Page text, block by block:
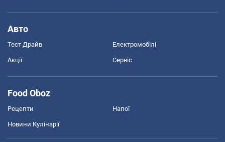
Авто
Тест Драйв Електромобілі
Акції Сервіс
Food Oboz
Рецепти Напої
Новини Кулінарії